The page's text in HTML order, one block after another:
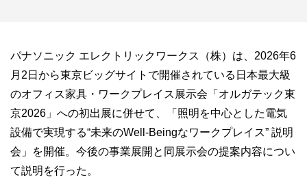
パナソニック エレクトリックワークス（株）は、 2026年6
月 2 日から東京ビッグサイトで開催されている日本最大級
のオフィス家具・ワークプレイス展示会「オルガテック東
京2026 」への初出展に併せて、「照明を中心とした電気
設備で実現する“未来のWell-Beingなワークプレイス” 説明
会」を開催。今後の事業展開と同展示会の提案内容につい
て説明を行った。